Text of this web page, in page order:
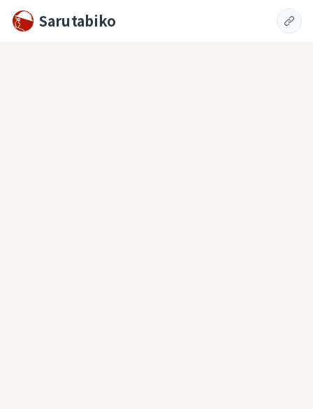
Sarutabiko